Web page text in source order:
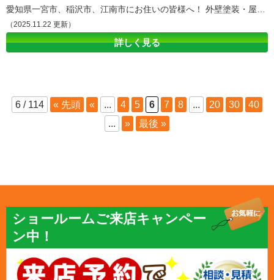
（2025.11.22 更新）
詳しく見る
6 / 114 « 先頭 « ... 4 5 6 7 8 ... 20 30
40
...
» 最後 »
ショールームご来店キャンペー
ン中！